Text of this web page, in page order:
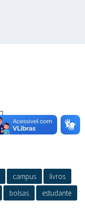
campus
livros
bolsas
estudante